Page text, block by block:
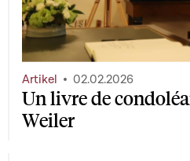
Un livre de
Weiler
Artikel 02.02.2026